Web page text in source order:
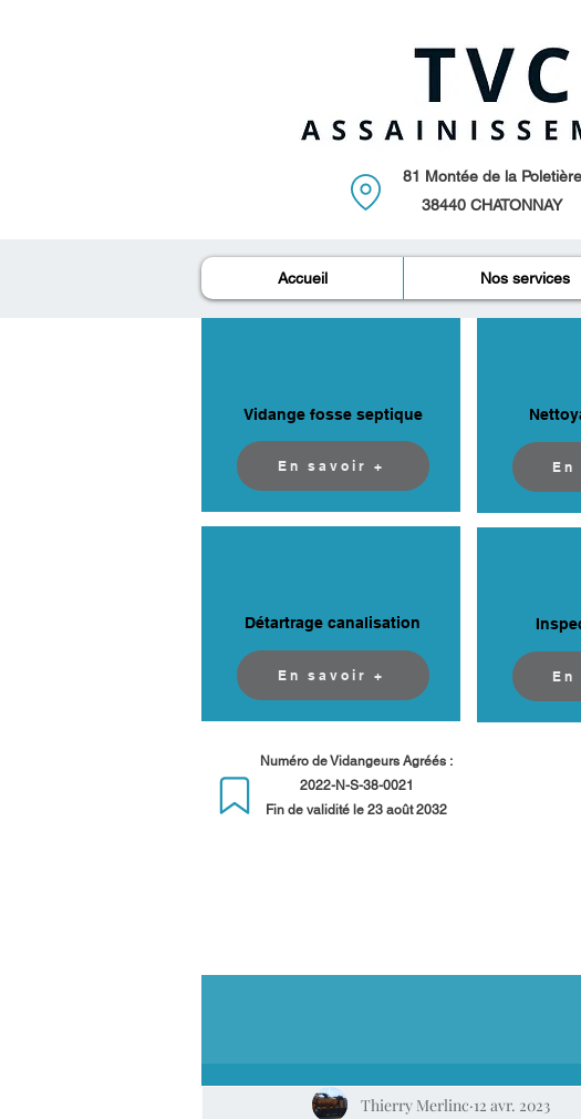
81 Montée de la Poletière
38440 CHATONNAY​
Accueil Nos services
Vidange fosse septique
En savoir +
Détartrage canalisation
En savoir +
Numéro de Vidangeurs Agréés :
2022-N-S-38-0021
Fin de validité le 23 août 2032
Thierry Merlinc 12 avr. 2023